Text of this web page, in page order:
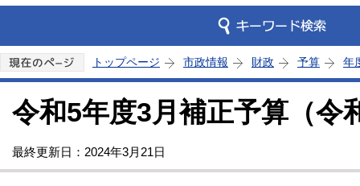
トップページ 市政情報 財政 予算 年
令和5年度3月補正予算（令
最終更新日：2024年3月21日